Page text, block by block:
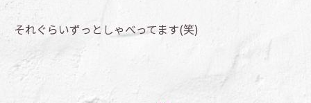
それぐらいずっとしゃべってます(笑)